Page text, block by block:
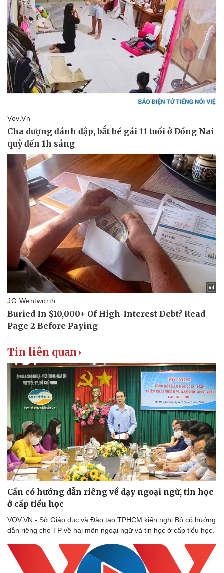
Doanh nghiệp
Thông tin doanh nghiệp
Doanh nghiệp 24h
Doanh nhân
Vì cộng đồng
Công nghệ
Sành điệu
Tin Công nghệ
Trải nghiệm
Chuyển đổi số
Tin liên quan
Cần có hướng dẫn riêng về dạy ngoại ngữ, tin học
ở cấp tiểu học
VOV.VN - Sở Giáo dục và Đào tạo TPHCM kiến nghị Bộ có hướng
dẫn riêng cho TP về hai môn ngoại ngữ và tin học ở cấp tiểu học.